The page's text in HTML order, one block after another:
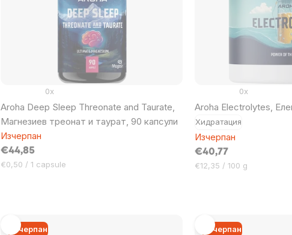
Aroha Deep Sleep Threonate and Taurate,
Магнезиев треонат и таурат, 90 капсули
0x
Изчерпан
€44,85
Цена
€0,50 / 1 capsule
Aroha Electrolytes,
Хидратация
0x
Изчерпан
€40,77
Цена
€12,35 / 100 g
Изчерпан Изчерпан